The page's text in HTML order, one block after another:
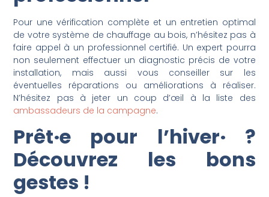
Pour une vérification complète et un entretien optimal
de votre système de chauffage au bois, n’hésitez pas à
faire appel à un professionnel certifié. Un expert pourra
non seulement effectuer un diagnostic précis de votre
installation, mais aussi vous conseiller sur les
éventuelles réparations ou améliorations à réaliser.
N’hésitez pas à jeter un coup d’œil à la liste des
ambassadeurs de la campagne.
Prêt·e pour l’hiver· ?
Découvrez les bons
gestes !